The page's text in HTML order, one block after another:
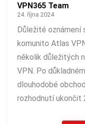
VPN365 Team
24. října 2024
Důležité oznámení
komunito Atlas
několik důležitých
VPN. Po
dlouhodobé
rozhodnutí ukončit